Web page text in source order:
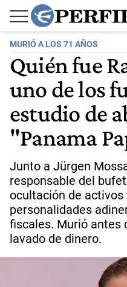
MURIÓ A LOS 71 AÑOS
Quién fue
uno de los
estudio de
"Panama
Junto a Jürgen
responsable del
ocultación de activos
personalidades
fiscales. Murió antes
lavado de dinero.